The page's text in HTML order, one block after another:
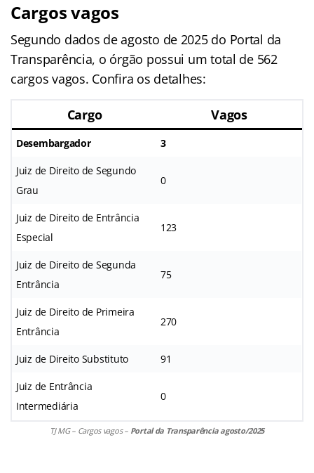
Cargos vagos
Segundo dados de agosto de 2025 do Portal da
Transparência, o órgão possui um total de 562
cargos vagos. Confira os detalhes:
Cargo Vagos
Desembargador 3
Juiz de Direito de Segundo
Grau
0
Juiz de Direito de Entrância
Especial
123
Juiz de Direito de Segunda
Entrância
75
Juiz de Direito de Primeira
Entrância
270
Juiz de Direito Substituto 91
Juiz de Entrância
Intermediária
0
TJ MG – Cargos vagos – Portal da Transparência agosto/2025